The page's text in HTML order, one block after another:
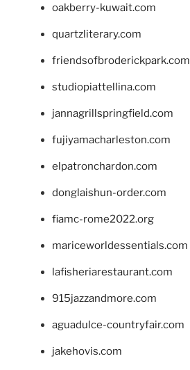
oakberry-kuwait.com
quartzliterary.com
friendsofbroderickpark.com
studiopiattellina.com
jannagrillspringfield.com
fujiyamacharleston.com
elpatronchardon.com
donglaishun-order.com
fiamc-rome2022.org
mariceworldessentials.com
lafisheriarestaurant.com
915jazzandmore.com
aguadulce-countryfair.com
jakehovis.com